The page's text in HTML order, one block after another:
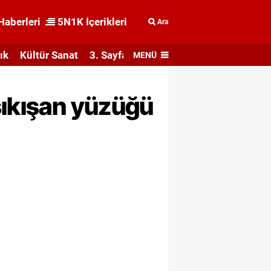
5N1K İçerikleri Ara
Kültür Sanat 3. Sayfa MENÜ
yüzüğü